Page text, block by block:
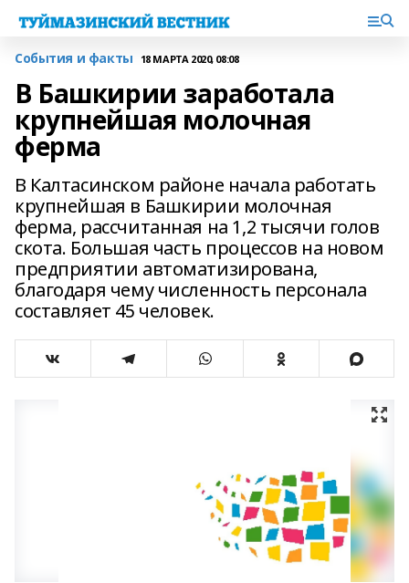
События и факты 18 МАРТА 2020, 08:08
В Башкирии заработала
крупнейшая молочная
ферма
В Калтасинском районе начала работать
крупнейшая в Башкирии молочная
ферма, рассчитанная на 1,2 тысячи голов
скота. Большая часть процессов на новом
предприятии автоматизирована,
благодаря чему численность персонала
составляет 45 человек.